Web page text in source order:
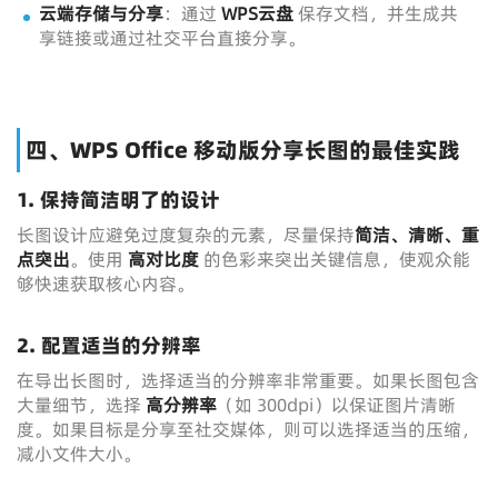
云端存储与分享：通过 WPS云盘保存文档，并生成共
享链接或通过社交平台直接分享。
四、WPS Office 移动版分享长图的最佳实践
1. 保持简洁明了的设计
长图设计应避免过度复杂的元素，尽量保持简洁、清晰、重
点突出。使用 高对比度 的色彩来突出关键信息，使观众能
够快速获取核心内容。
2. 配置适当的分辨率
在导出长图时，选择适当的分辨率非常重要。如果长图包含
大量细节，选择 高分辨率 （如 300dpi）以保证图片清晰
度。如果目标是分享至社交媒体，则可以选择适当的压缩，
减小文件大小。